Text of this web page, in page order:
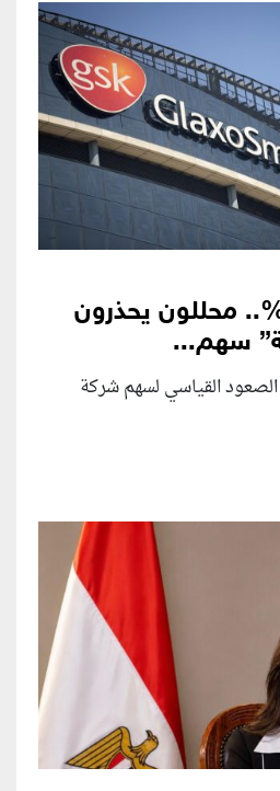
ارتفاعة 421%.. محللون يحذرون
سهم...
القياسي لسهم شركة